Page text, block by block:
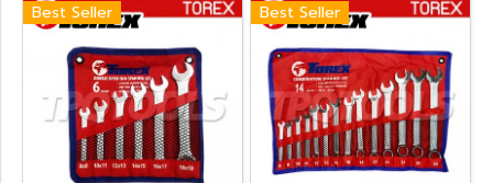
Best Seller Best Seller